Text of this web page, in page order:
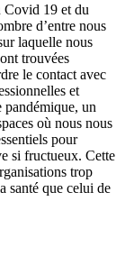
Covid 19 et du
d’entre nous
laquelle nous
trouvées
le contact avec
et
pandémique, un
où nous nous
pour
si fructueux. Cette
trop
santé que celui de